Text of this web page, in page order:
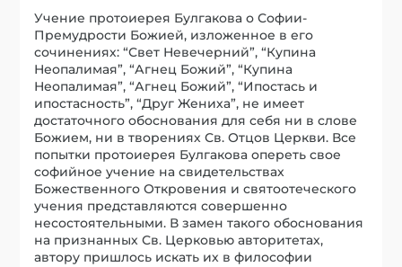
Учение протоиерея Булгакова о Софии-
Премудрости Божией, изложенное в его
сочинениях: “Свет Невечерний”, “Купина
Неопалимая”, “Агнец Божий”, “Купина
Неопалимая”, “Агнец Божий”, “Ипостась и
ипостасность”, “Друг Жениха”, не имеет
достаточного обоснования для себя ни в слове
Божием, ни в творениях Св. Отцов Церкви. Все
попытки протоиерея Булгакова опереть свое
софийное учение на свидетельствах
Божественного Откровения и святоотеческого
учения представляются совершенно
несостоятельными. В замен такого обоснования
на признанных Св. Церковью авторитетах,
автору пришлось искать их в философии